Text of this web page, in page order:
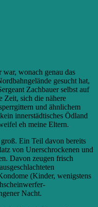
wonach genau das
gesucht hat,
Zachbauer selbst auf
Zeit, sich die nähere
und ähnlichem
innerstädtisches Ödland
eh meine Eltern.
Ein Teil davon bereits
von Unerschrockenen und
Davon zeugen frisch
(Kinder, wenigstens
Nacht.